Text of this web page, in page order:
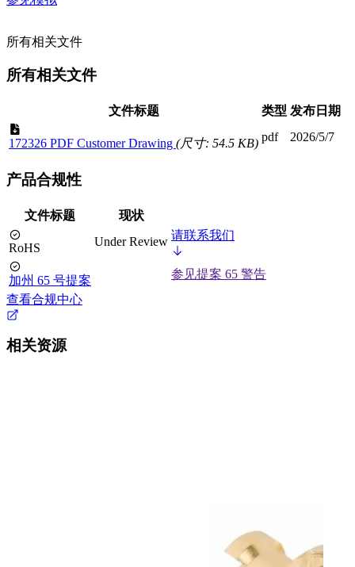
所有相关文件
所有相关文件
文件标题 类型 发布日期
172326 PDF Customer Drawing (尺寸: 54.5 KB) pdf 2026/5/7
产品合规性
文件标题 现状
RoHS Under Review 请联系我们
加州 65 号提案
参见提案 65 警告
查看合规中心
相关资源